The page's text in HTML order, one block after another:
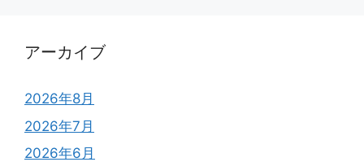
アーカイブ
2026年8月
2026年7月
2026年6月